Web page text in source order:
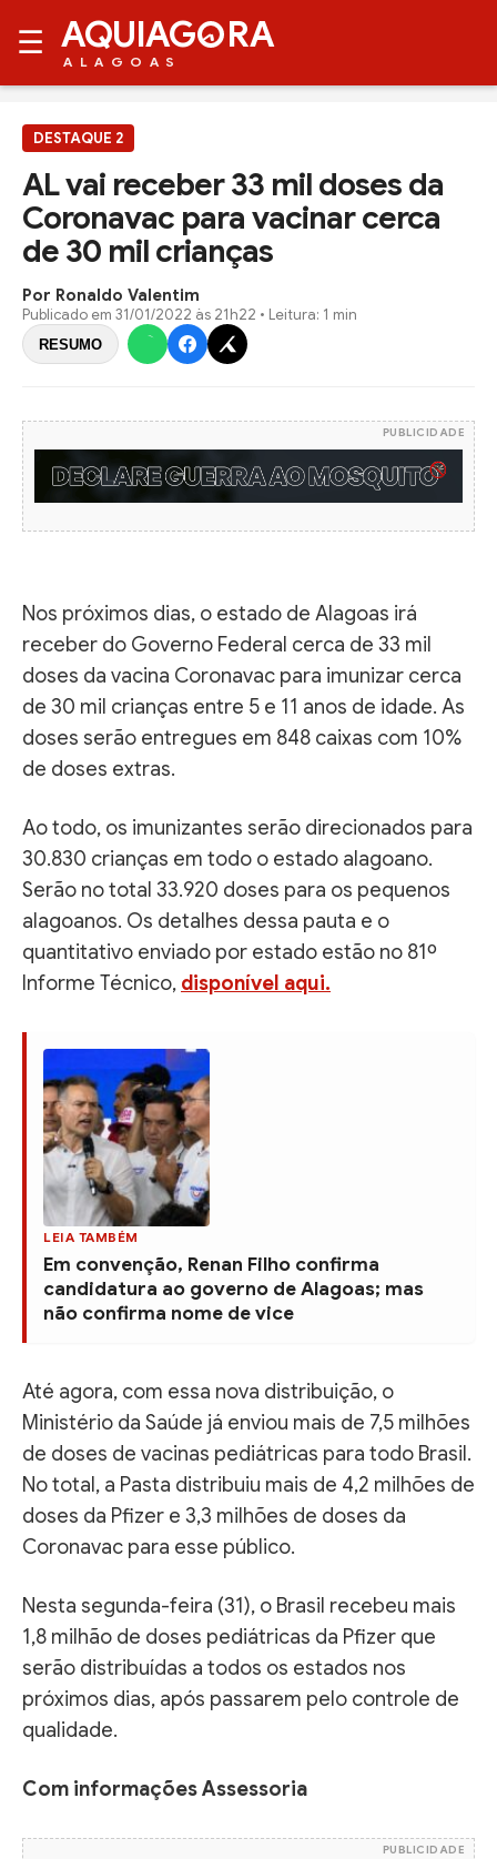
☰ AQUIAG RA
ALAGOAS
DESTAQUE 2
AL vai receber 33 mil doses da
Coronavac para vacinar cerca
de 30 mil crianças
Por Ronaldo Valentim
Publicado em 31/01/2022 às 21h22 • Leitura: 1 min
RESUMO
PUBLICIDADE
Nos próximos dias, o estado de Alagoas irá
receber do Governo Federal cerca de 33 mil
doses da vacina Coronavac para imunizar cerca
de 30 mil crianças entre 5 e 11 anos de idade. As
doses serão entregues em 848 caixas com 10%
de doses extras.
Ao todo, os imunizantes serão direcionados para
30.830 crianças em todo o estado alagoano.
Serão no total 33.920 doses para os pequenos
alagoanos. Os detalhes dessa pauta e o
quantitativo enviado por estado estão no 81º
Informe Técnico, disponível aqui.
LEIA TAMBÉM
Em convenção, Renan Filho confirma
candidatura ao governo de Alagoas; mas
não confirma nome de vice
Até agora, com essa nova distribuição, o
Ministério da Saúde já enviou mais de 7,5 milhões
de doses de vacinas pediátricas para todo Brasil.
No total, a Pasta distribuiu mais de 4,2 milhões de
doses da Pfizer e 3,3 milhões de doses da
Coronavac para esse público.
Nesta segunda-feira (31), o Brasil recebeu mais
1,8 milhão de doses pediátricas da Pfizer que
serão distribuídas a todos os estados nos
próximos dias, após passarem pelo controle de
qualidade.
Com informações Assessoria
PUBLICIDADE